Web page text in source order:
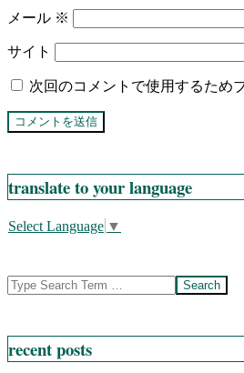
メール ※
サイト
次回のコメントで使用するため
translate to your language
Select Language ▼
Search
recent posts